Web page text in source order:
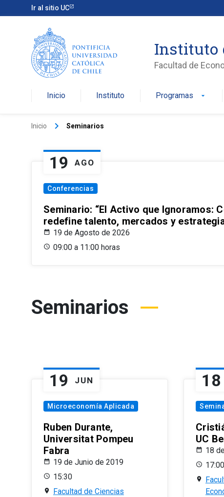
Ir al sitio UC
Instituto
Facultad de
Inicio Instituto Programas arrow_drop_down
Inicio keyboard_arrow_right Seminarios
19 AGO
Conferencias
Seminario: “El Activo que Ignoramos:
redefine talento, mercados y
19 de Agosto de 2026
09:00 a 11:00 horas
Seminarios
19 JUN
Microeconomía Aplicada
Ruben Durante,
Universitat Pompeu
Fabra
19 de Junio de 2019
15:30
Facultad de Ciencias
18
UC
18
17:00